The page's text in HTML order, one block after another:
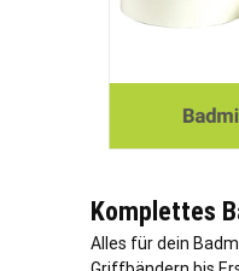
Komplettes
Alles für dein